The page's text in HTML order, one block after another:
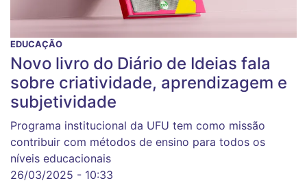
EDUCAÇÃO
Novo livro do Diário de Ideias fala
sobre criatividade, aprendizagem e
subjetividade
Programa institucional da UFU tem como missão
contribuir com métodos de ensino para todos os
níveis educacionais
26/03/2025 - 10:33